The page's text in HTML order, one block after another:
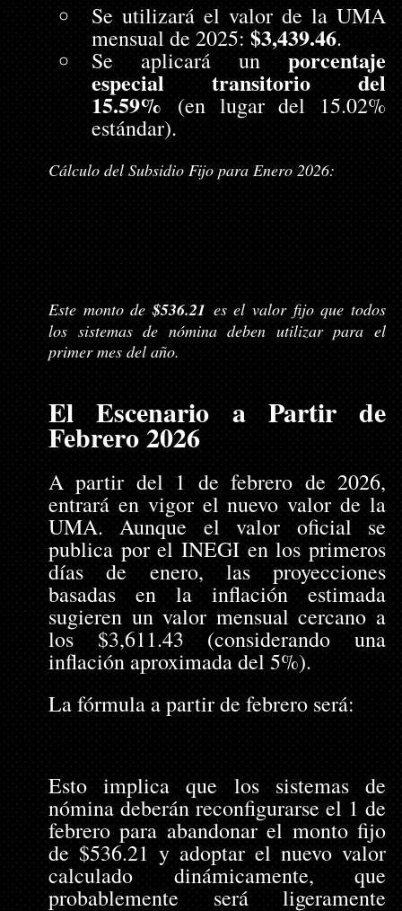
Se utilizará el valor de la UMA
mensual de 2025: $3,439.46.
Se aplicará un porcentaje
especial transitorio del
15.59% (en lugar del 15.02%
estándar).
Cálculo del Subsidio Fijo para Enero 2026:
Este monto de $536.21 es el valor fijo que todos
los sistemas de nómina deben utilizar para el
primer mes del año.
El Escenario a Partir de
Febrero 2026
A partir del 1 de febrero de 2026,
entrará en vigor el nuevo valor de la
UMA. Aunque el valor oficial se
publica por el INEGI en los primeros
días de enero, las proyecciones
basadas en la inflación estimada
sugieren un valor mensual cercano a
los $3,611.43 (considerando una
inflación aproximada del 5%).
La fórmula a partir de febrero será:
Esto implica que los sistemas de
nómina deberán reconfigurarse el 1 de
febrero para abandonar el monto fijo
de $536.21 y adoptar el nuevo valor
calculado dinámicamente, que
probablemente será ligeramente